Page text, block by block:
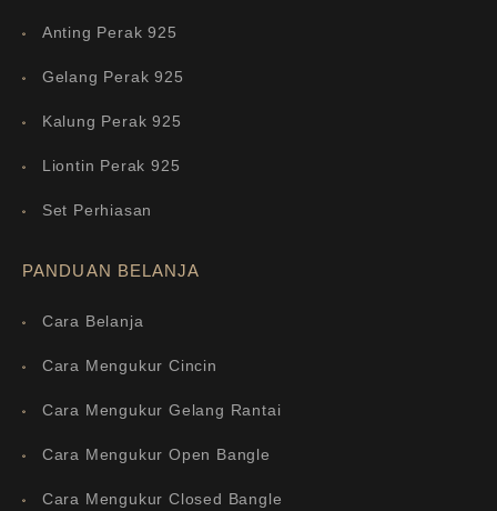
Anting Perak 925
Gelang Perak 925
Kalung Perak 925
Liontin Perak 925
Set Perhiasan
PANDUAN BELANJA
Cara Belanja
Cara Mengukur Cincin
Cara Mengukur Gelang Rantai
Cara Mengukur Open Bangle
Cara Mengukur Closed Bangle